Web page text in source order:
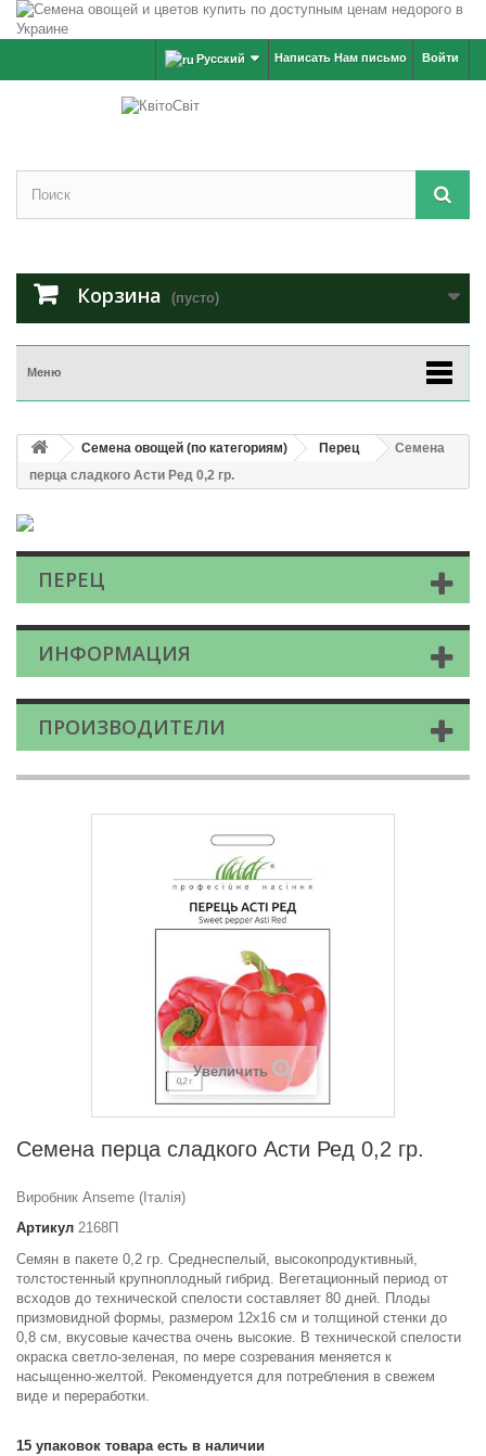
Войти
Написать Нам письмо
Русский
Корзина (пусто)
Меню
Семена овощей (по категориям) Перец
Семена
перца сладкого Асти Ред 0,2 гр.
ПЕРЕЦ
ИНФОРМАЦИЯ
ПРОИЗВОДИТЕЛИ
Увеличить
Семена перца сладкого Асти Ред 0,2 гр.
Виробник Anseme (Італія)
Артикул 2168П
Семян в пакете 0,2 гр. Среднеспелый, высокопродуктивный,
толстостенный крупноплодный гибрид. Вегетационный период от
всходов до технической спелости составляет 80 дней. Плоды
призмовидной формы, размером 12х16 см и толщиной стенки до
0,8 см, вкусовые качества очень высокие. В технической спелости
окраска светло-зеленая, по мере созревания меняется к
насыщенно-желтой. Рекомендуется для потребления в свежем
виде и переработки.
15 упаковок товара есть в наличии